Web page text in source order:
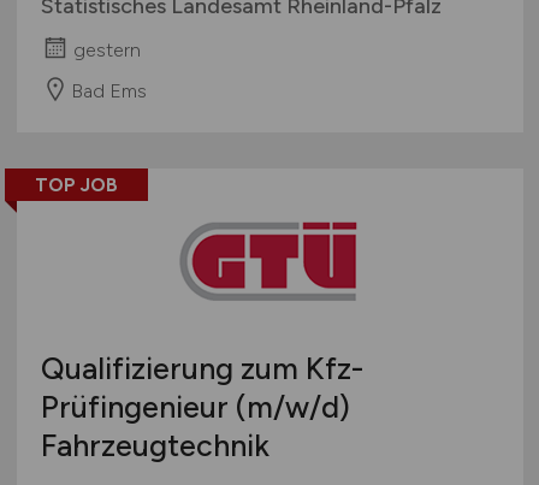
Statistisches Landesamt Rheinland-Pfalz
gestern
Bad Ems
TOP JOB
Qualifizierung zum Kfz-
Prüfingenieur (m/w/d)
Fahrzeugtechnik